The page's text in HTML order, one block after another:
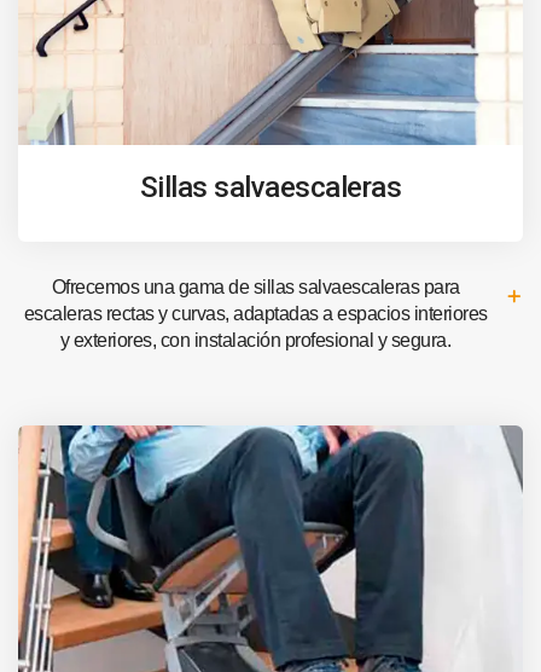
Sillas salvaescaleras
Ofrecemos una gama de sillas salvaescaleras para
escaleras rectas y curvas, adaptadas a espacios interiores
y exteriores, con instalación profesional y segura.